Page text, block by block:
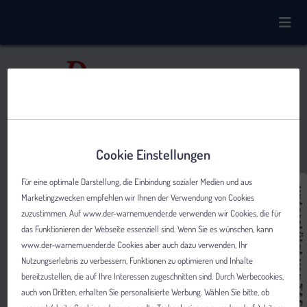
Cookie Einstellungen
Für eine optimale Darstellung, die Einbindung sozialer Medien und aus
Marketingzwecken empfehlen wir Ihnen der Verwendung von Cookies
zuzustimmen. Auf www.der-warnemuender.de verwenden wir Cookies, die für
das Funktionieren der Webseite essenziell sind. Wenn Sie es wünschen, kann
www.der-warnemuender.de Cookies aber auch dazu verwenden, Ihr
Nutzungserlebnis zu verbessern, Funktionen zu optimieren und Inhalte
bereitzustellen, die auf Ihre Interessen zugeschnitten sind. Durch Werbecookies,
auch von Dritten, erhalten Sie personalisierte Werbung. Wählen Sie bitte, ob